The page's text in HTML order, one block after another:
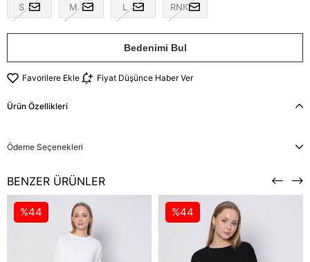
S M L RNK
Bedenimi Bul
Favorilere Ekle Fiyat Düşünce Haber Ver
Ürün Özellikleri
Ödeme Seçenekleri
BENZER ÜRÜNLER
%44 %44